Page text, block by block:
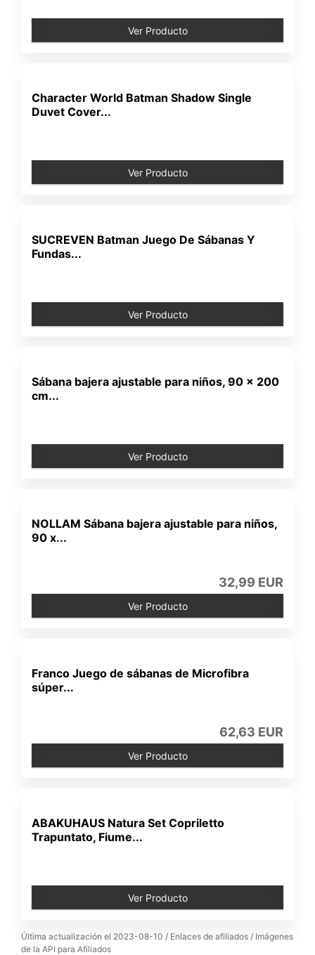
Ver Producto
Character World Batman Shadow Single
Duvet Cover...
Ver Producto
SUCREVEN Batman Juego De Sábanas Y
Fundas...
Ver Producto
Sábana bajera ajustable para niños, 90 x 200
cm...
Ver Producto
NOLLAM Sábana bajera ajustable para niños,
90 x...
32,99 EUR
Ver Producto
Franco Juego de sábanas de Microfibra
súper...
62,63 EUR
Ver Producto
ABAKUHAUS Natura Set Copriletto
Trapuntato, Fiume...
Ver Producto
Última actualización el 2023-08-10 / Enlaces de afiliados / Imágenes
de la API para Afiliados